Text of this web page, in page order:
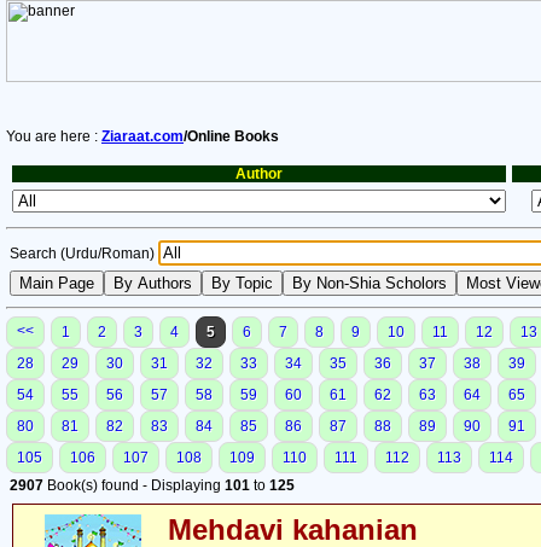
You are here : Ziaraat.com/Online Books
Author
Search (Urdu/Roman)
<< 1 2 3 4 5 6 7 8 9 10 11 12
13
28
29 30 31 32 33 34 35 36 37 38
39
54
55 56 57 58 59 60 61 62 63 64
65
80
81 82 83 84 85 86 87 88 89 90
91
105
106 107 108 109 110 111 112 113
114
2907 Book(s) found - Displaying 101 to 125
Mehdavi kahanian